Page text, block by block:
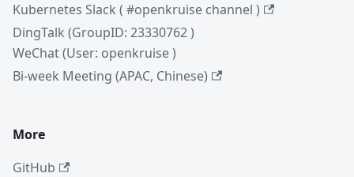
Kubernetes Slack ( #openkruise channel )
DingTalk (GroupID: 23330762 )
WeChat (User: openkruise )
Bi-week Meeting (APAC, Chinese)
More
GitHub